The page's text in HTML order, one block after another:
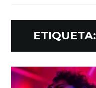
ETIQUETA: